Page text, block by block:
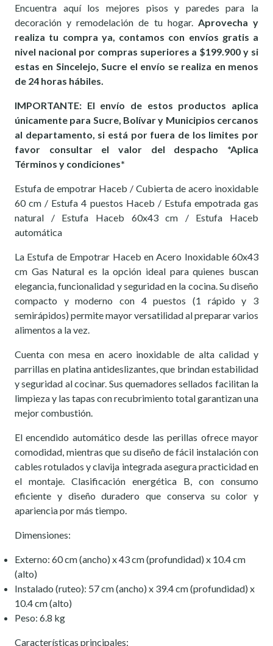
Encuentra aquí los mejores pisos y paredes para la
decoración y remodelación de tu hogar. Aprovecha y
realiza tu compra ya, contamos con envíos gratis a
nivel nacional por compras superiores a $199.900 y si
estas en Sincelejo, Sucre el envío se realiza en menos
de 24 horas hábiles.
IMPORTANTE: El envío de estos productos aplica
únicamente para Sucre, Bolívar y Municipios cercanos
al departamento, si está por fuera de los limites por
favor consultar el valor del despacho *Aplica
Términos y condiciones*
Estufa de empotrar Haceb / Cubierta de acero inoxidable
60 cm / Estufa 4 puestos Haceb / Estufa empotrada gas
natural / Estufa Haceb 60x43 cm / Estufa Haceb
automática
La Estufa de Empotrar Haceb en Acero Inoxidable 60x43
cm Gas Natural es la opción ideal para quienes buscan
elegancia, funcionalidad y seguridad en la cocina. Su diseño
compacto y moderno con 4 puestos (1 rápido y 3
semirápidos) permite mayor versatilidad al preparar varios
alimentos a la vez.
Cuenta con mesa en acero inoxidable de alta calidad y
parrillas en platina antideslizantes, que brindan estabilidad
y seguridad al cocinar. Sus quemadores sellados facilitan la
limpieza y las tapas con recubrimiento total garantizan una
mejor combustión.
El encendido automático desde las perillas ofrece mayor
comodidad, mientras que su diseño de fácil instalación con
cables rotulados y clavija integrada asegura practicidad en
el montaje. Clasificación energética B, con consumo
eficiente y diseño duradero que conserva su color y
apariencia por más tiempo.
Dimensiones:
Externo: 60 cm (ancho) x 43 cm (profundidad) x 10.4 cm
(alto)
Instalado (ruteo): 57 cm (ancho) x 39.4 cm (profundidad) x
10.4 cm (alto)
Peso: 6.8 kg
Características principales: